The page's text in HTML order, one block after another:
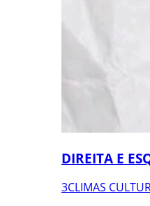
DIREITA E
3CLIMAS